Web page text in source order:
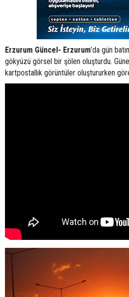
Erzurum Güncel- Erzurum’da gün
gökyüzü görsel bir şölen oluşturdu.
kartpostallık görüntüler oluştururken